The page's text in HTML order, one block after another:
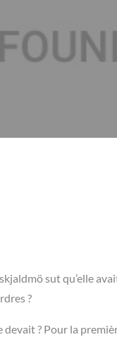
sut qu’elle
?
devait ? Pour la